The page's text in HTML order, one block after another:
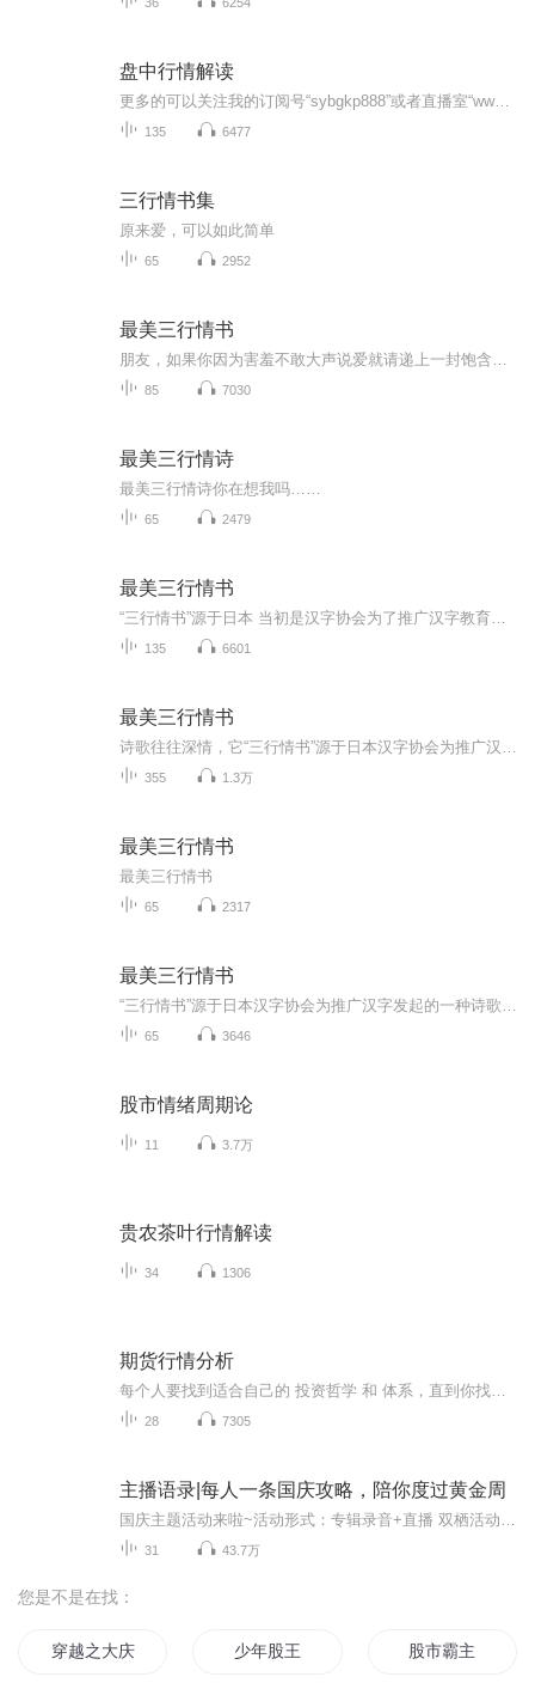
盘中行情解读
更多的可以关注我的订阅号“sybgkp888”或者直播室“www.shiyuebo.com”
135 6477
三行情书集
原来爱，可以如此简单
65 2952
最美三行情书
85 7030
最美三行情诗
最美三行情诗你在想我吗……
65 2479
最美三行情书
135 6601
最美三行情书
355 1.3万
最美三行情书
最美三行情书
65 2317
最美三行情书
65 3646
股市情绪周期论
11 3.7万
贵农茶叶行情解读
34 1306
期货行情分析
28 7305
主播语录|每人一条国庆攻略，陪你度过黄金周
31 43.7万
您是不是在找：
穿越之大庆帝国 少年股王 股市霸主